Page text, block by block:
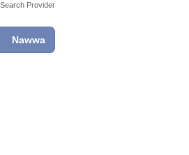
Provider
Nawwa